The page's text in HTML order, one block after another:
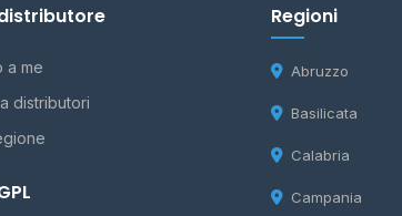
a me
distributori
Regioni
Abruzzo
Basilicata
Calabria
Campania